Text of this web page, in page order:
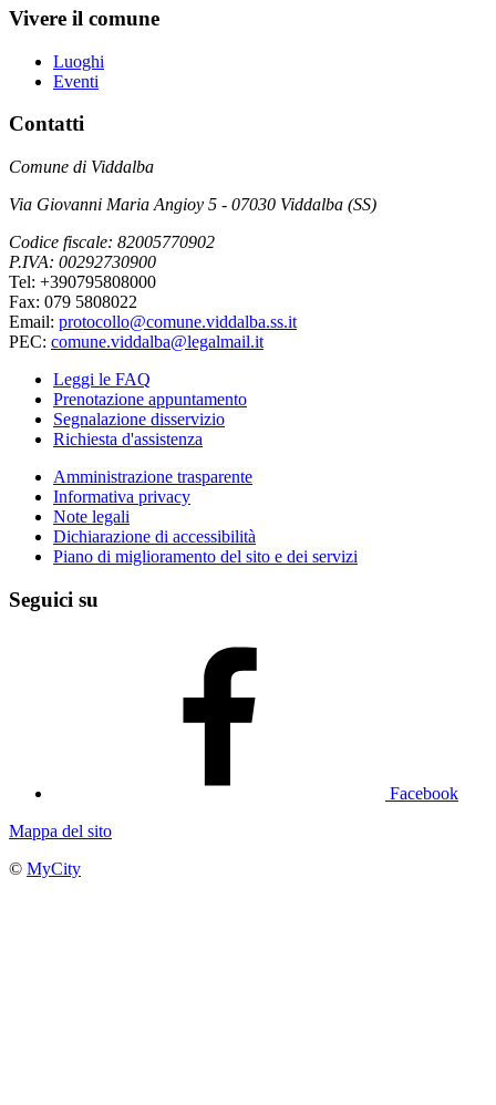
Vivere il comune
Luoghi
Eventi
Contatti
Comune di Viddalba
Via Giovanni Maria Angioy 5 - 07030 Viddalba (SS)
Codice fiscale: 82005770902
P.IVA: 00292730900
Tel: +390795808000
Fax: 079 5808022
Email: protocollo@comune.viddalba.ss.it
PEC: comune.viddalba@legalmail.it
Leggi le FAQ
Prenotazione appuntamento
Segnalazione disservizio
Richiesta d'assistenza
Amministrazione trasparente
Informativa privacy
Note legali
Dichiarazione di accessibilità
Piano di miglioramento del sito e dei servizi
Seguici su
Facebook
Mappa del sito
© MyCity